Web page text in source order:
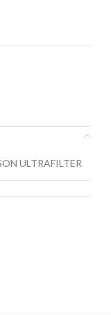
ULTRAFILTER